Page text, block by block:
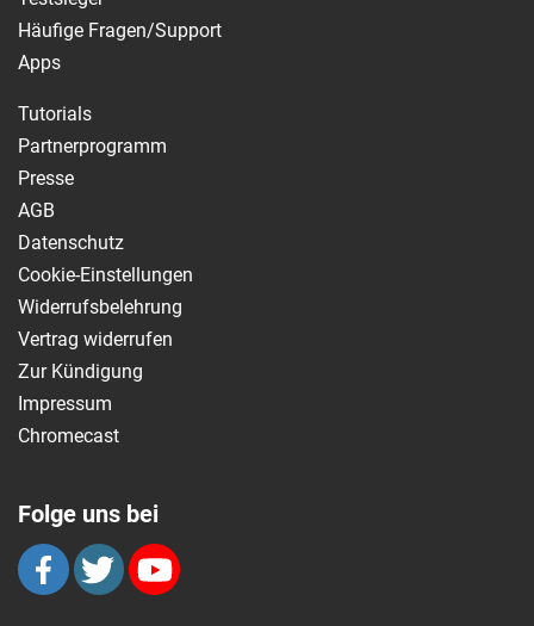
Häufige Fragen/Support
Apps
Tutorials
Partnerprogramm
Presse
AGB
Datenschutz
Cookie-Einstellungen
Widerrufsbelehrung
Vertrag widerrufen
Zur Kündigung
Impressum
Chromecast
Folge uns bei